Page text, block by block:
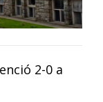
2-0 a